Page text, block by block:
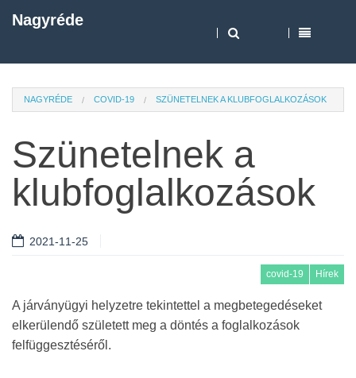
Nagyréde
NAGYRÉDE COVID-19 SZÜNETELNEK A KLUBFOGLALKOZÁSOK
Szünetelnek a
klubfoglalkozások
2021-11-25
covid-19 Hírek
A járványügyi helyzetre tekintettel a megbetegedéseket
elkerülendő született meg a döntés a foglalkozások
felfüggesztéséről.